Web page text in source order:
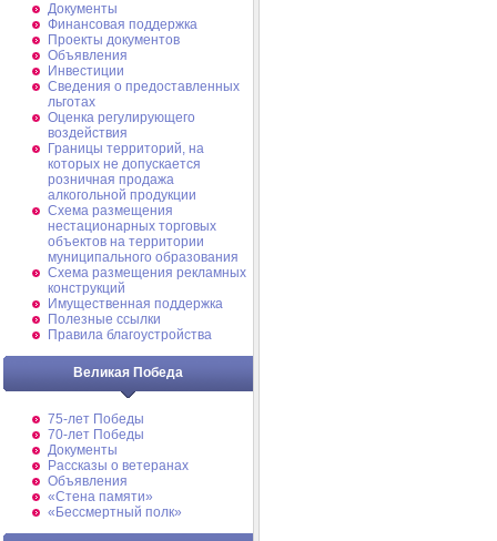
Документы
Финансовая поддержка
Проекты документов
Объявления
Инвестиции
Сведения о предоставленных
льготах
Оценка регулирующего
воздействия
Границы территорий, на
которых не допускается
розничная продажа
алкогольной продукции
Схема размещения
нестационарных торговых
объектов на территории
муниципального образования
Схема размещения рекламных
конструкций
Имущественная поддержка
Полезные ссылки
Правила благоустройства
Великая Победа
75-лет Победы
70-лет Победы
Документы
Рассказы о ветеранах
Объявления
«Стена памяти»
«Бессмертный полк»